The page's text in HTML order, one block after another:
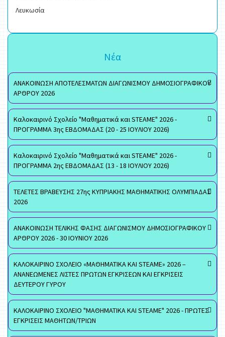
Λευκωσία
Νέα
ΑΝΑΚΟΙΝΩΣΗ ΑΠΟΤΕΛΕΣΜΑΤΩΝ ΔΙΑΓΩΝΙΣΜΟΥ ΔΗΜΟΣΙΟΓΡΑΦΙΚΟΥ
ΑΡΘΡΟΥ 2026
Καλοκαιρινό Σχολείο "Μαθηματικά και STEAME" 2026 -
ΠΡΟΓΡΑΜΜΑ 3ης ΕΒΔΟΜΑΔΑΣ (20 - 25 ΙΟΥΛΙΟΥ 2026)
Καλοκαιρινό Σχολείο "Μαθηματικά και STEAME" 2026 -
ΠΡΟΓΡΑΜΜΑ 2ης ΕΒΔΟΜΑΔΑΣ (13 - 18 ΙΟΥΛΙΟΥ 2026)
ΤΕΛΕΤΕΣ ΒΡΑΒΕΥΣΗΣ 27ης ΚΥΠΡΙΑΚΗΣ ΜΑΘΗΜΑΤΙΚΗΣ ΟΛΥΜΠΙΑΔΑΣ
2026
ΑΝΑΚΟΙΝΩΣΗ ΤΕΛΙΚΗΣ ΦΑΣΗΣ ΔΙΑΓΩΝΙΣΜΟΥ ΔΗΜΟΣΙΟΓΡΑΦΙΚΟΥ
ΑΡΘΡΟΥ 2026 - 30 ΙΟΥΝΙΟΥ 2026
ΚΑΛΟΚΑΙΡΙΝΟ ΣΧΟΛΕΙΟ «ΜΑΘΗΜΑΤΙΚΑ ΚΑΙ STEAME» 2026 –
ΑΝΑΝΕΩΜΕΝΕΣ ΛΙΣΤΕΣ ΠΡΩΤΩΝ ΕΓΚΡΙΣΕΩΝ ΚΑΙ ΕΓΚΡΙΣΕΙΣ
ΔΕΥΤΕΡΟΥ ΓΥΡΟΥ
ΚΑΛΟΚΑΙΡΙΝΟ ΣΧΟΛΕΙΟ "ΜΑΘΗΜΑΤΙΚΑ ΚΑΙ STEAME" 2026 - ΠΡΩΤΕΣ
ΕΓΚΡΙΣΕΙΣ ΜΑΘΗΤΩΝ/ΤΡΙΩΝ